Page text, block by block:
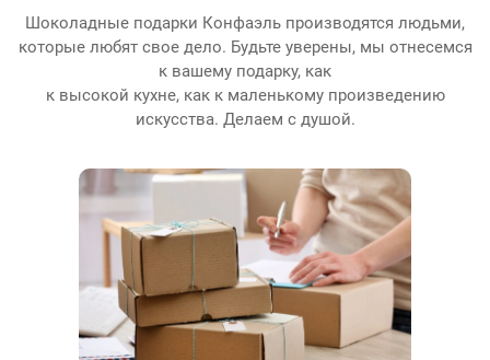
Шоколадные подарки Конфаэль производятся людьми,
которые любят свое дело. Будьте уверены, мы отнесемся
к вашему подарку, как
к высокой кухне, как к маленькому произведению
искусства. Делаем с душой.